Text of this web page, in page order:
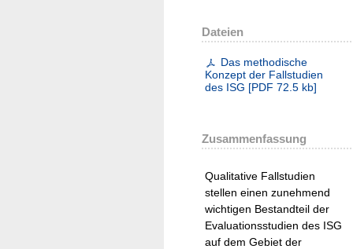
Dateien
Das methodische
Konzept der Fallstudien
des ISG [PDF 72.5 kb]
Zusammenfassung
Qualitative Fallstudien
stellen einen zunehmend
wichtigen Bestandteil der
Evaluationsstudien des ISG
auf dem Gebiet der